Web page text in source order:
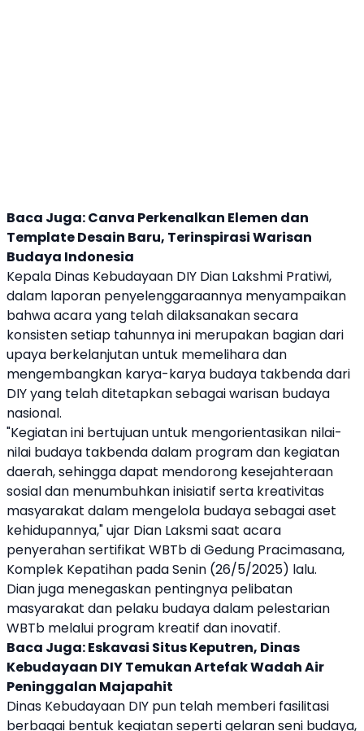
Baca Juga:Canva Perkenalkan Elemen dan
Template Desain Baru, Terinspirasi Warisan
Budaya Indonesia
Kepala Dinas Kebudayaan DIY Dian Lakshmi Pratiwi,
dalam laporan penyelenggaraannya menyampaikan
bahwa acara yang telah dilaksanakan secara
konsisten setiap tahunnya ini merupakan bagian dari
upaya berkelanjutan untuk memelihara dan
mengembangkan karya-karya budaya takbenda dari
DIY yang telah ditetapkan sebagai warisan budaya
nasional.
"Kegiatan ini bertujuan untuk mengorientasikan nilai-
nilai budaya takbenda dalam program dan kegiatan
daerah, sehingga dapat mendorong kesejahteraan
sosial dan menumbuhkan inisiatif serta kreativitas
masyarakat dalam mengelola budaya sebagai aset
kehidupannya," ujar Dian Laksmi saat acara
penyerahan sertifikat WBTb di Gedung Pracimasana,
Komplek Kepatihan pada Senin (26/5/2025) lalu.
Dian juga menegaskan pentingnya pelibatan
masyarakat dan pelaku budaya dalam pelestarian
WBTb melalui program kreatif dan inovatif.
Baca Juga:Eskavasi Situs Keputren, Dinas
Kebudayaan DIY Temukan Artefak Wadah Air
Peninggalan Majapahit
Dinas Kebudayaan DIY pun telah memberi fasilitasi
berbagai bentuk kegiatan seperti gelaran seni budaya,